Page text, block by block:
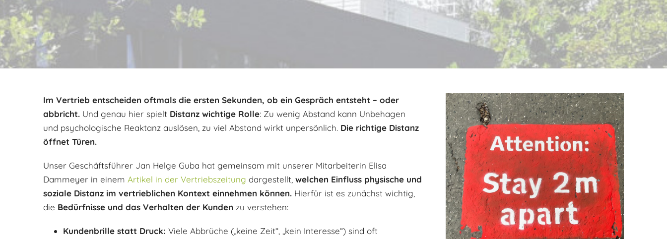
Im Vertrieb entscheiden oftmals die ersten Sekunden, ob ein Gespräch entsteht – oder
abbricht.Und genau hier spielt Distanz wichtige Rolle: Zu wenig Abstand kann Unbehagen
und psychologische Reaktanz auslösen, zu viel Abstand wirkt unpersönlich. Die richtige Distanz
öffnet Türen.
Unser Geschäftsführer Jan Helge Guba hat gemeinsam mit unserer Mitarbeiterin Elisa
Dammeyer in einem Artikel in der Vertriebszeitung dargestellt, welchen Einfluss physische und
soziale Distanz im vertrieblichen Kontext einnehmen können.Hierfür ist es zunächst wichtig,
die Bedürfnisse und das Verhalten der Kunden zu verstehen:
Kundenbrille statt Druck: Viele Abbrüche („keine Zeit“, „kein Interesse“) sind oft